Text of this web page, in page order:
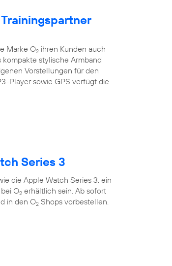
Marke O2 ihren Kunden auch
stylische Armband
Vorstellungen für den
Player sowie GPS verfügt die
Series 3
die Apple Watch Series 3, ein
O2 erhältlich sein. Ab sofort
in den O2 Shops vorbestellen.